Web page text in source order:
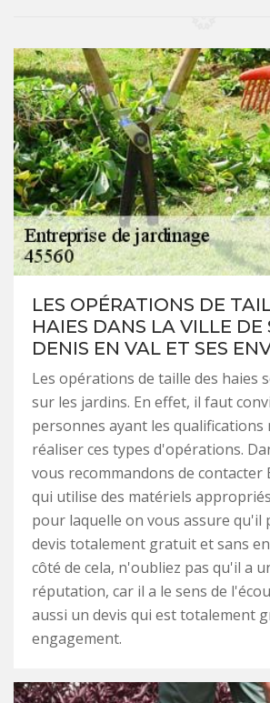
LES OPÉRATIONS DE
HAIES DANS LA VILLE DE
DENIS EN VAL ET SES
Les opérations de taille des haies
sur les jardins. En effet, il faut
personnes ayant les
réaliser ces types d'opérations.
vous recommandons de contacter
qui utilise des matériels
pour laquelle on vous assure qu'il
devis totalement gratuit et sans
côté de cela, n'oubliez pas qu'il a
réputation, car il a le sens de
aussi un devis qui est totalement
engagement.